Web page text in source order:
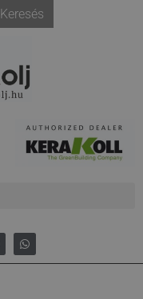
Keresés